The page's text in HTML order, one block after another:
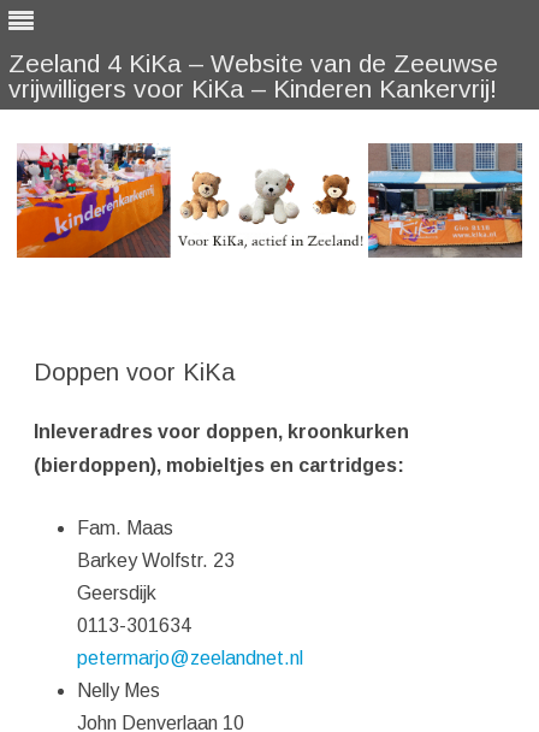
Zeeland 4 KiKa – Website van de Zeeuwse
vrijwilligers voor KiKa – Kinderen Kankervrij!
Doppen voor KiKa
Inleveradres voor doppen, kroonkurken
(bierdoppen), mobieltjes en cartridges:
Fam. Maas
Barkey Wolfstr. 23
Geersdijk
0113-301634
petermarjo@zeelandnet.nl
Nelly Mes
John Denverlaan 10